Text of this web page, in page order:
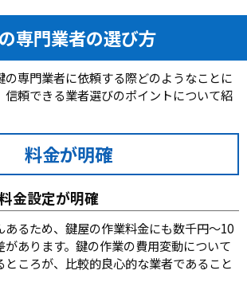
専門業者の選び方
専門業者に依頼する際どのようなことに
信頼できる業者選びのポイントについて紹
料金が明確
金設定が明確
あるため、鍵屋の作業料金にも数千円～10
あります。鍵の作業の費用変動について
ところが、比較的良心的な業者であること